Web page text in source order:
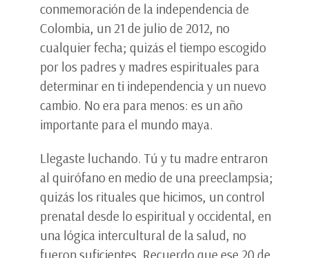
conmemoración de la independencia de
Colombia, un 21 de julio de 2012, no
cualquier fecha; quizás el tiempo escogido
por los padres y madres espirituales para
determinar en ti independencia y un nuevo
cambio. No era para menos: es un año
importante para el mundo maya.
Llegaste luchando. Tú y tu madre entraron
al quirófano en medio de una preeclampsia;
quizás los rituales que hicimos, un control
prenatal desde lo espiritual y occidental, en
una lógica intercultural de la salud, no
fueron suficientes. Recuerdo que ese 20 de